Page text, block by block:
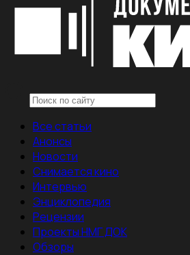
Все статьи
Анонсы
Новости
Снимается кино
Интервью
Энциклопедия
Рецензии
Проекты НМГ ДОК
Обзоры